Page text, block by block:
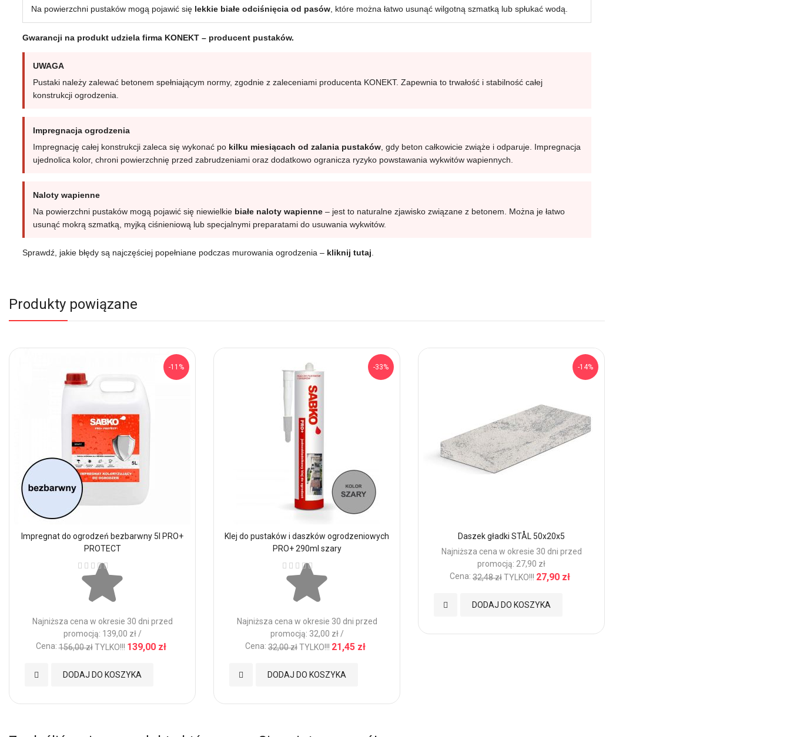
Na powierzchni pustaków mogą pojawić się lekkie białe odciśnięcia od pasów , które można łatwo usunąć wilgotną szmatką lub spłukać wodą.
Gwarancji na produkt udziela firma KONEKT – producent pustaków.
UWAGA
Pustaki należy zalewać betonem spełniającym normy, zgodnie z zaleceniami producenta KONEKT. Zapewnia to trwałość i stabilność całej
konstrukcji ogrodzenia.
Impregnacja ogrodzenia
Impregnację całej konstrukcji zaleca się wykonać po kilku miesiącach od zalania pustaków , gdy beton całkowicie zwiąże i odparuje. Impregnacja
ujednolica kolor, chroni powierzchnię przed zabrudzeniami oraz dodatkowo ogranicza ryzyko powstawania wykwitów wapiennych.
Naloty wapienne
Na powierzchni pustaków mogą pojawić się niewielkie białe naloty wapienne – jest to naturalne zjawisko związane z betonem. Można je łatwo
usunąć mokrą szmatką, myjką ciśnieniową lub specjalnymi preparatami do usuwania wykwitów.
Sprawdź, jakie błędy są najczęściej popełniane podczas murowania ogrodzenia – kliknij tutaj
Produkty powiązane
-11%
Impregnat do ogrodzeń bezbarwny 5l PRO+
PROTECT
Ocena:
Najniższa cena w okresie 30 dni przed
promocją: 139,00 zł /
Cena: 156,00 zł TYLKO!!! 139,00 zł
DODAJ DO KOSZYKA
Dodaj
-33%
Klej do pustaków i daszków ogrodzeniowych
PRO+ 290ml szary
Ocena:
Najniższa cena w okresie 30 dni przed
promocją: 32,00 zł /
Cena: 32,00 złTYLKO!!! 21,45 zł
DODAJ DO KOSZYKA
Dodaj
-14%
Daszek gładki STÅL 50x20x5
Najniższa cena w okresie 30 dni przed
promocją: 27,90 zł
Cena: 32,48 złTYLKO!!! 27,90 zł
DODAJ DO KOSZYKA
Dodaj